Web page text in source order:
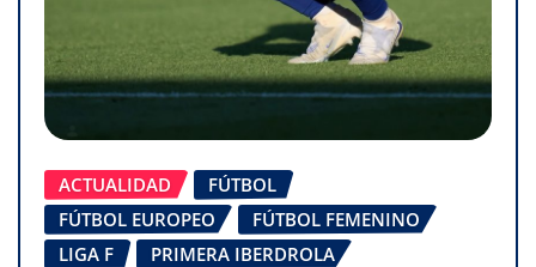
ACTUALIDAD
FÚTBOL
FÚTBOL EUROPEO
FÚTBOL FEMENINO
LIGA F
PRIMERA IBERDROLA